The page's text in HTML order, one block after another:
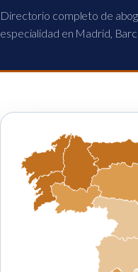
Directorio completo de
especialidad en Madrid,